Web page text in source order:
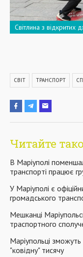
Світлина з відкритих
СВІТ ТРАНСПОРТ
Читайте
В Маріуполі
транспорті працює
У Маріуполі є
громадського
Мешканці
траспортного
Маріупольці
"ковідну" тисячу